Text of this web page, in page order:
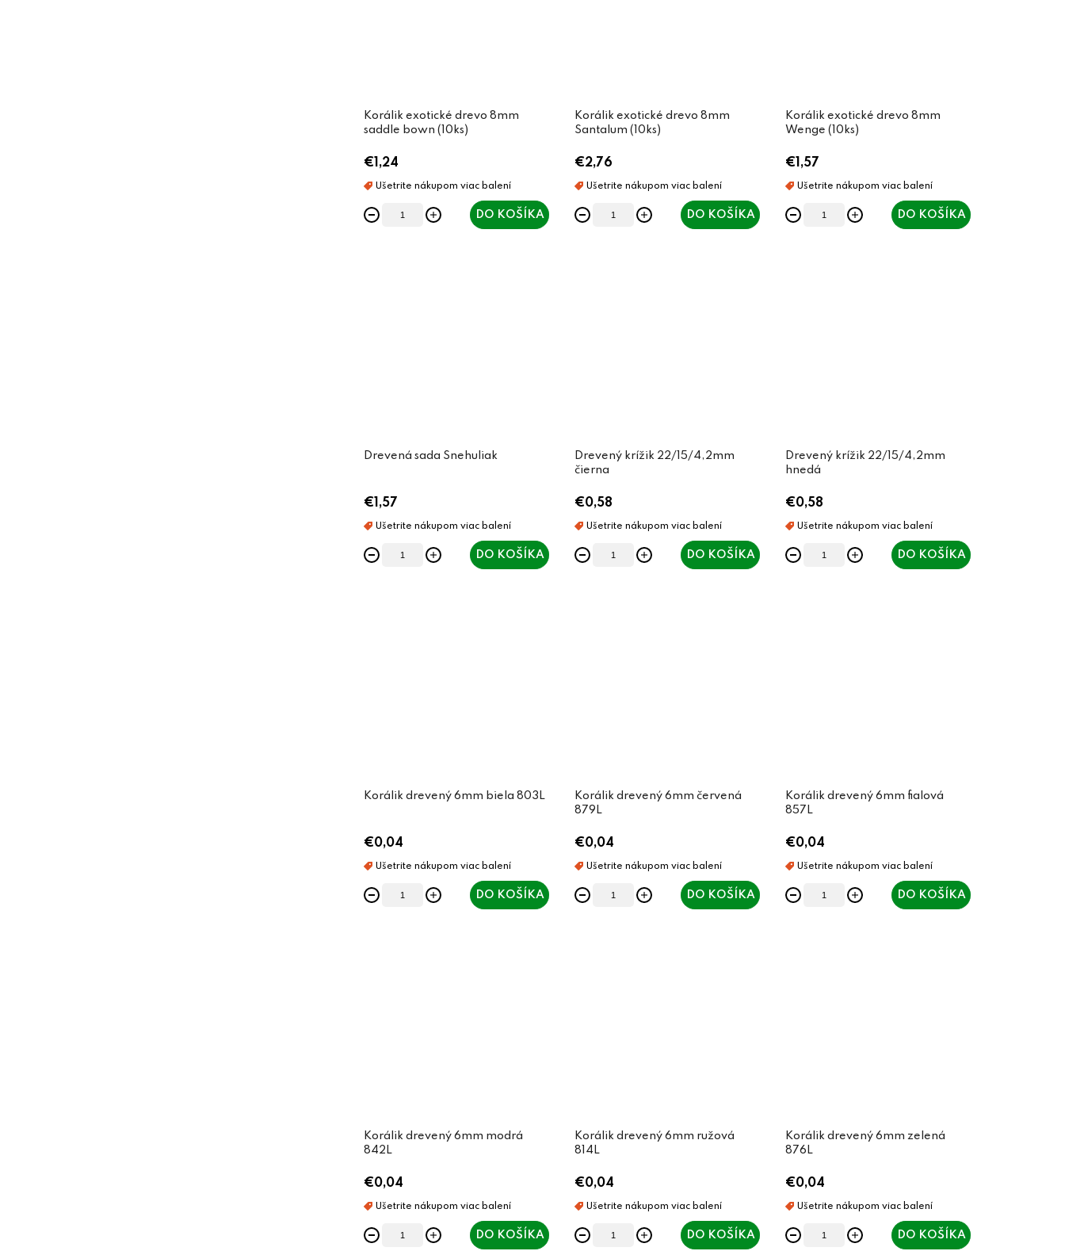
Korálik exotické drevo 8mm
saddle bown (10ks)
€1,24
DO KOŠÍKA
Korálik exotické drevo 8mm
Santalum (10ks)
€2,76
DO KOŠÍKA
Korálik exotické drevo 8mm
Wenge (10ks)
€1,57
DO KOŠÍKA
Drevená sada Snehuliak
€1,57
DO KOŠÍKA
Drevený krížik 22/15/4,2mm
čierna
€0,58
DO KOŠÍKA
Drevený krížik 22/15/4,2mm
hnedá
€0,58
DO KOŠÍKA
Korálik drevený 6mm biela 803L
€0,04
DO KOŠÍKA
Korálik drevený 6mm červená
879L
€0,04
DO KOŠÍKA
Korálik drevený 6mm fialová
857L
€0,04
DO KOŠÍKA
Korálik drevený 6mm modrá
842L
€0,04
DO KOŠÍKA
Korálik drevený 6mm ružová
814L
€0,04
DO KOŠÍKA
Korálik drevený 6mm zelená
876L
€0,04
DO KOŠÍKA